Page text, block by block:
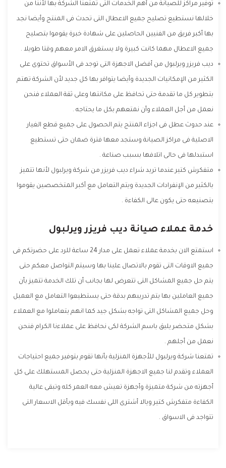
توفير مراكز للصيانة من أهم الخدمات التى تمتعنا الشركة بها لأننا من
خلالها نستطيع تصليح جميع الاعطال التى تحدث فى المنتج وأيضا نجد
بها أكبر فريق من الفنيين الحاصلين على شهادة خبرة يقوموا بتصليح
جميع الاعطال مهما كانت كبيرة ولا يستغرق الامر معهم وقتا طويلا .
ديب فريزر ويرلبول من أفضل الاجهزة التى توجد فى الأسواق تحتوى على
الكثير من الإمكانيات الجديدة وأيضا يتوافر بها كل جديد لأن الشركة تهتم
بتطوير كل ما تقدمة حتى تحافظ على مكانتها وعلى ثقة العملاء فنحن
نعمل من أجل العملاء وأن نمتعهم بكل ما يحتاجه .
عند حدوث عطل فى اجزاء المنتج يتم الحصول على جميع قطع الغيار
الاصلية فى مراكز الصيانة وستجد معها فترة ضمان حتى تستطيع
استبدلها فى حالى اتلافها بسبب صناعة .
متفكرش كتير عندما تريد شراء ديب فريزر من شركة ويرلبول لأنها تتميز
بالكثير من الإنفرادات الجديدة ويتم التعامل مع أكبر المتخصصين يقوموا
بتصنيعه حتى يكون عالى الكفاءة .
خدمة عملاء صيانة ديب فريزر ويرلبول
استمتع الان بخدمة عملاء تعمل على مدار 24 ساعة للرد على حضرتكم فى
جميع الاوقات التى تقوم بالاتصال علينا بها وسيتم التواصل معكم حتى
يتم حل جميع المشاكل التى تتعرض لها بجانب أن تلك الخدمة تتميز بأن
جميع العاملين بها يتم تدريبهم بدقة حتى يستطيعوا التعامل مع العميل
وحل جميع المشاكل التى تواجه بشكل جيد كما انهم يتعاملوا مع العملاء
بشكل متحضر يليق باسم الشركة لكى نحافظ على عملاءنا الكرام فنحن
نعمل من أجلهم .
تمتعنا شركة ويرلبول للأجهزة المنزلية بأنها تقوم بتوفير جميع احتياجات
العملاء وتقدم لنا جميع الاجهزة المنزلية حتى يحصل المستهلك على كل
أجهزته من شركة متميزة وأجهزة تعيش معه العمر كله وتبقى عالية
الكفاءة متفكرش كتير ويالا أشترى اللى نفسك فيه وبأقل الاسعار التى
تتواجد فى الاسواق .